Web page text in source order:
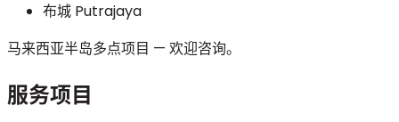
布城 Putrajaya
马来西亚半岛多点项目 — 欢迎咨询。
服务项目